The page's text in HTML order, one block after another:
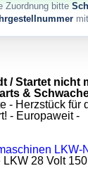
Zuordnung bitte
/ Startet nicht
&
- Herzstück für
- Europaweit -
LKW-
LKW 28 Volt